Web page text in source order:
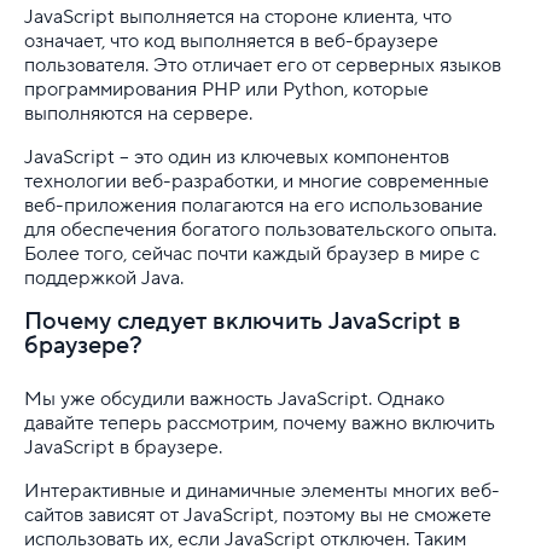
Правила оказания услуг и ограничения
Полезная информация
Хостинг для начинающих
JavaScript выполняется на стороне клиента, что
означает, что код выполняется в веб-браузере
пользователя. Это отличает его от серверных языков
программирования PHP или Python, которые
выполняются на сервере.
JavaScript – это один из ключевых компонентов
технологии веб-разработки, и многие современные
веб-приложения полагаются на его использование
для обеспечения богатого пользовательского опыта.
Более того, сейчас почти каждый браузер в мире с
поддержкой Java.
Почему следует включить JavaScript в
браузере?
Мы уже обсудили важность JavaScript. Однако
давайте теперь рассмотрим, почему важно включить
JavaScript в браузере.
Интерактивные и динамичные элементы многих веб-
сайтов зависят от JavaScript, поэтому вы не сможете
использовать их, если JavaScript отключен. Таким